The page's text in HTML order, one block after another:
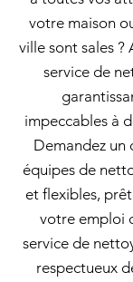
votre maison
ville sont sales
service de
impeccables à
Demandez un
équipes de
et flexibles,
votre emploi
service de
respectueux